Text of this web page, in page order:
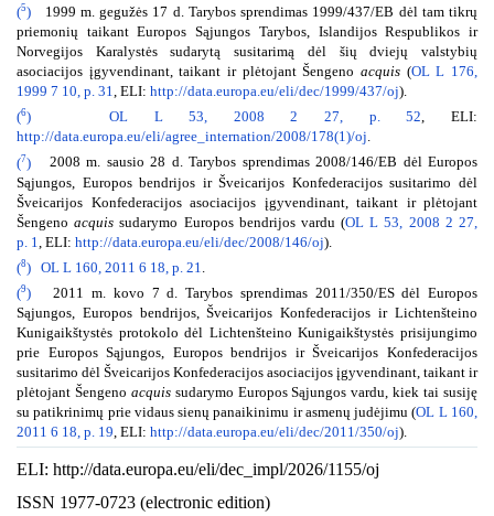
(5) 1999 m. gegužės 17 d. Tarybos sprendimas 1999/437/EB dėl tam tikrų
priemonių taikant Europos Sąjungos Tarybos, Islandijos Respublikos ir
Norvegijos Karalystės sudarytą susitarimą dėl šių dviejų valstybių
asociacijos įgyvendinant, taikant ir plėtojant Šengeno acquis (OL L 176,
1999 7 10, p. 31, ELI: http://data.europa.eu/eli/dec/1999/437/oj).
(6) OL L 53, 2008 2 27, p. 52, ELI:
http://data.europa.eu/eli/agree_internation/2008/178(1)/oj.
(7) 2008 m. sausio 28 d. Tarybos sprendimas 2008/146/EB dėl Europos
Sąjungos, Europos bendrijos ir Šveicarijos Konfederacijos susitarimo dėl
Šveicarijos Konfederacijos asociacijos įgyvendinant, taikant ir plėtojant
Šengenoacquis sudarymo Europos bendrijos vardu (OL L 53, 2008 2 27,
p. 1
, ELI: http://data.europa.eu/eli/dec/2008/146/oj).
(8) OL L 160, 2011 6 18, p. 21
(9) 2011 m. kovo 7 d. Tarybos sprendimas 2011/350/ES dėl Europos
Sąjungos, Europos bendrijos, Šveicarijos Konfederacijos ir Lichtenšteino
Kunigaikštystės protokolo dėl Lichtenšteino Kunigaikštystės prisijungimo
prie Europos Sąjungos, Europos bendrijos ir Šveicarijos Konfederacijos
susitarimo dėl Šveicarijos Konfederacijos asociacijos įgyvendinant, taikant ir
plėtojant Šengeno acquissudarymo Europos Sąjungos vardu, kiek tai susiję
su patikrinimų prie vidaus sienų panaikinimu ir asmenų judėjimu (OL L 160,
2011 6 18, p. 19, ELI: http://data.europa.eu/eli/dec/2011/350/oj).
ELI: http://data.europa.eu/eli/dec_impl/2026/1155/oj
ISSN 1977-0723 (electronic edition)